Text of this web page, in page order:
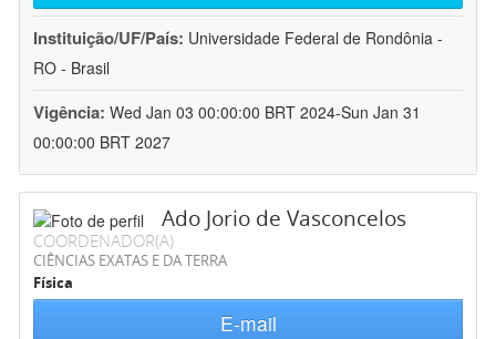
Instituição/UF/País: Universidade Federal de Rondônia -
RO - Brasil
Vigência: Wed Jan 03 00:00:00 BRT 2024-Sun Jan 31
00:00:00 BRT 2027
Ado Jorio de Vasconcelos
COORDENADOR(A)
CIÊNCIAS EXATAS E DA TERRA
Física
E-mail